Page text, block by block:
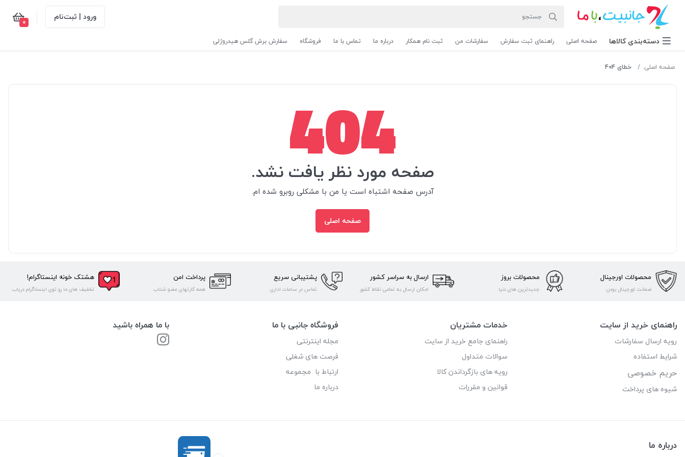
ورود | ثبت‌نام 0
دسته‌بندی‌ کالاها صفحه اصلی راهنمای ثبت سفارش سفارشات من ثبت نام همکار درباره ما تماس با ما فروشگاه سفارش برش گلس هیدروژلی
صفحه اصلی خطای 404
404
صفحه مورد نظر یافت نشد.
آدرس صفحه اشتباه است یا من با مشکلی روبرو شده ام.
صفحه اصلی
محصولات اورجینال
ضمانت اورجینال بودن
محصولات بروز
جدیدترین های دنیا
ارسال به سراسر کشور
امکان ارسال به تمامی نقاط کشور
پشتیبانی سریع
تماس در ساعات اداری
پرداخت امن
همه کارتهای عضو شتاب
هشتک خونه اینستاگرام!
تخفیف های ما رو توی اینستاگرام دریاب
راهنمای خرید از سایت
رویه ارسال سفارشات
شرایط استفاده
حریم خصوصی
شیوه های پرداخت
خدمات مشتریان
راهنمای جامع خرید از سایت
سوالات متداول
رویه های بازگرداندن کالا
قوانین و مقررات
فروشگاه جانبی با ما
مجله اینترنتی
فرصت های شغلی
ارتباط با مجموعه
درباره ما
با ما همراه باشید
درباره ما